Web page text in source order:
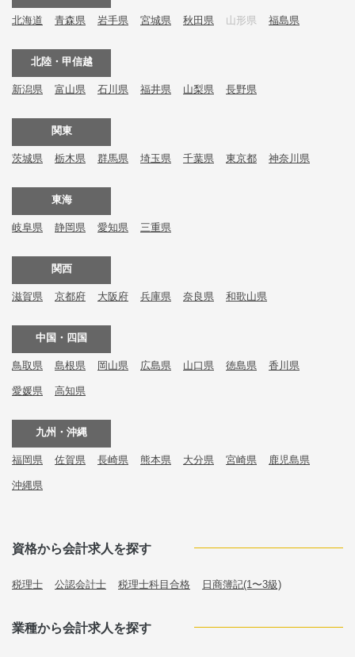
北海道 青森県 岩手県 宮城県 秋田県 山形県 福島県
北陸・甲信越
新潟県 富山県 石川県 福井県 山梨県 長野県
関東
茨城県 栃木県 群馬県 埼玉県 千葉県 東京都 神奈川県
東海
岐阜県 静岡県 愛知県 三重県
関西
滋賀県 京都府 大阪府 兵庫県 奈良県 和歌山県
中国・四国
鳥取県 島根県 岡山県 広島県 山口県 徳島県 香川県
愛媛県 高知県
九州・沖縄
福岡県 佐賀県 長崎県 熊本県 大分県 宮崎県 鹿児島県
沖縄県
資格から会計求人を探す
税理士 公認会計士 税理士科目合格 日商簿記(1〜3級)
業種から会計求人を探す